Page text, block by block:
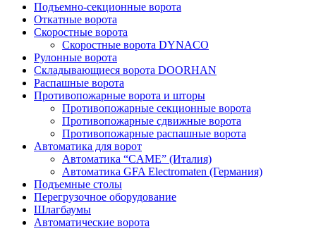
Подъемно-секционные ворота
Откатные ворота
Скоростные ворота
Скоростные ворота DYNACO
Рулонные ворота
Складывающиеся ворота DOORHAN
Распашные ворота
Противопожарные ворота и шторы
Противопожарные секционные ворота
Противопожарные сдвижные ворота
Противопожарные распашные ворота
Автоматика для ворот
Автоматика “CAME” (Италия)
Автоматика GFA Electromaten (Германия)
Подъемные столы
Перегрузочное оборудование
Шлагбаумы
Автоматические ворота